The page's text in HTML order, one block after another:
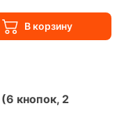
кнопок, 2